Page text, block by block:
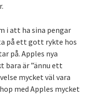
i att ha sina pengar
på ett gott rykte hos
på. Apples nya
är ”ännu ett
mycket väl vara
med Apples mycket